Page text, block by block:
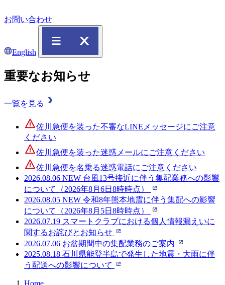
お問い合わせ
English
重要なお知らせ
一覧を見る
佐川急便を装った不審なLINEメッセージにご注意
ください
佐川急便を装った迷惑メールにご注意ください
佐川急便を名乗る迷惑電話にご注意ください
2026.08.06 NEW 台風13号接近に伴う集配業務への影響
について（2026年8月6日8時時点）
2026.08.05 NEW 令和8年熊本地震に伴う集配への影響
について（2026年8月5日8時時点）
2026.07.19 スマートクラブにおける個人情報漏えいに
関するお詫びとお知らせ
2026.07.06 お盆期間中の集配業務のご案内
2025.08.18 石川県能登半島で発生した地震・大雨に伴
う配送への影響について